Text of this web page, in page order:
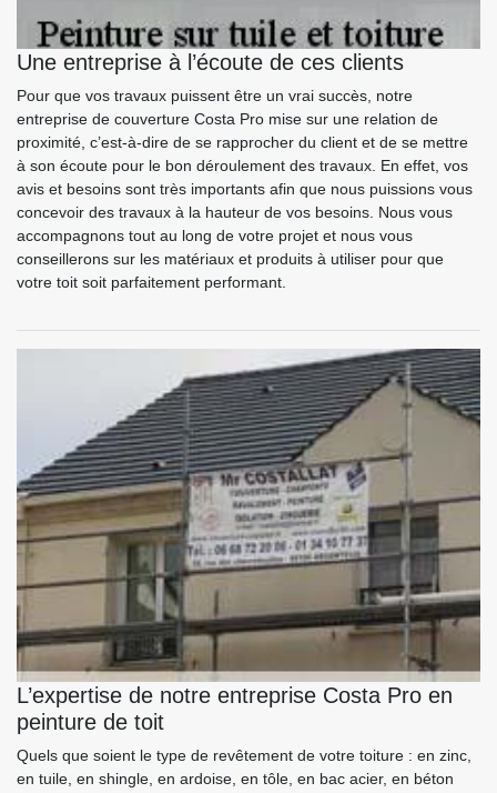
Une entreprise à l’écoute de ces clients
Pour que vos travaux puissent être un vrai succès, notre
entreprise de couverture Costa Pro mise sur une relation de
proximité, c’est-à-dire de se rapprocher du client et de se mettre
à son écoute pour le bon déroulement des travaux. En effet, vos
avis et besoins sont très importants afin que nous puissions vous
concevoir des travaux à la hauteur de vos besoins. Nous vous
accompagnons tout au long de votre projet et nous vous
conseillerons sur les matériaux et produits à utiliser pour que
votre toit soit parfaitement performant.
L’expertise de notre entreprise Costa Pro en
peinture de toit
Quels que soient le type de revêtement de votre toiture : en zinc,
en tuile, en shingle, en ardoise, en tôle, en bac acier, en béton